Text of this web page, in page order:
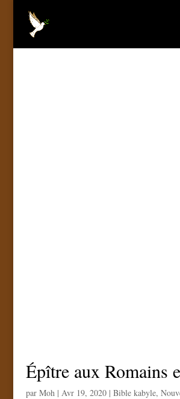
Épître aux Romains
par Moh| Avr 19, 2020| Bible kabyle,